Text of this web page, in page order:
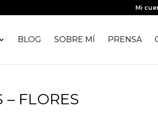
Mi
BLOG SOBRE MÍ PRENSA
– FLORES